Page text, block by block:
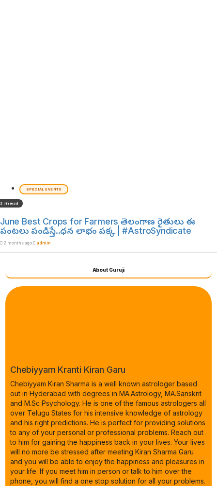
SPECIAL EVENTS
2 min read
June Best Crops for Farmers తెలంగాణ రైతులు ఈ
పంటలు పండిస్తే..ధన లాభం పక్క | #AstroSyndicate
2 months ago admin
About Guruji
Chebiyyam Kranti Kiran Garu
Chebiyyam Kiran Sharma is a well known astrologer based
out in Hyderabad with degrees in MA.Astrology, MA.Sanskrit
and M.Sc Psychology. He is one of the famous astrologers all
over Telugu States for his intensive knowledge of astrology
and his right predictions. He is perfect for providing solutions
to any of your personal or professional problems. Reach out
to him for gaining the happiness back in your lives. Your lives
will no more be stressed after meeting Kiran Sharma Garu
and you will be able to enjoy the happiness and pleasures in
your life. If you meet him in person or talk to him over the
phone, you will find a one stop solution for all your problems.